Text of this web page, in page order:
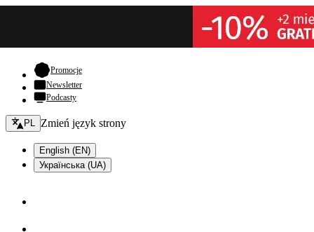
Promocje- otwiera się w nowej karcie
Newsletter
Podcasty
Zmień język - bieżący:
PL Zmień język strony
English (EN)
Українська (UA)